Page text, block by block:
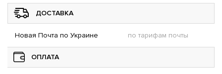
ДОСТАВКА
Новая Почта по Украине по тарифам почты
ОПЛАТА